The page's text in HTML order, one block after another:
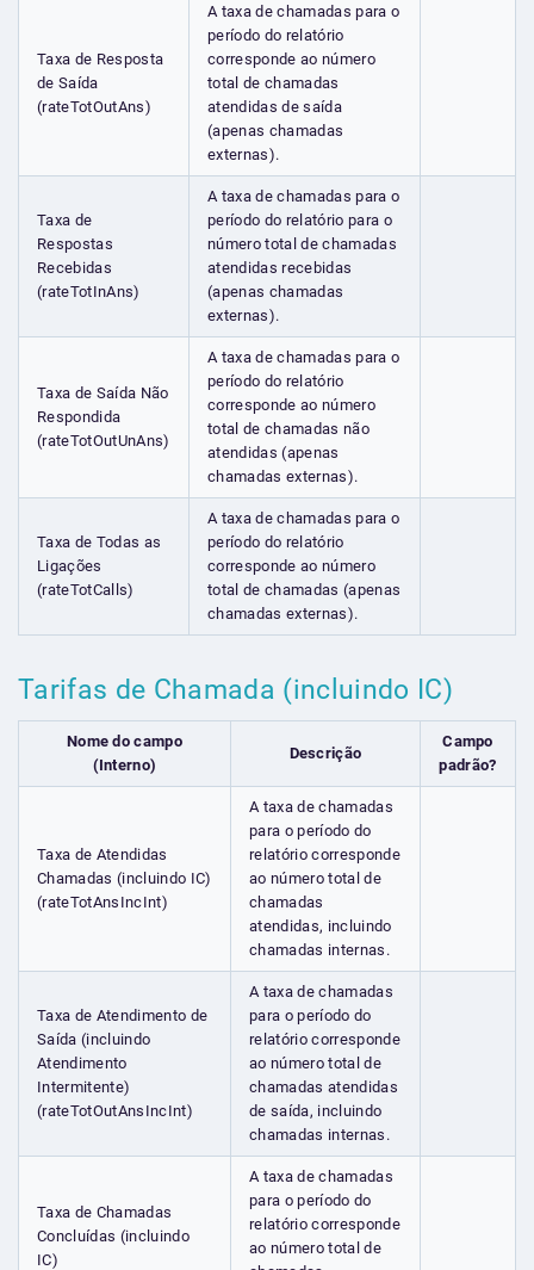
Taxa de Resposta
de Saída
(rateTotOutAns)
A taxa de chamadas para o
período do relatório
corresponde ao número
total de chamadas
atendidas de saída
(apenas chamadas
externas).
Taxa de
Respostas
Recebidas
(rateTotInAns)
A taxa de chamadas para o
período do relatório para o
número total de chamadas
atendidas recebidas
(apenas chamadas
externas).
Taxa de Saída Não
Respondida
(rateTotOutUnAns)
A taxa de chamadas para o
período do relatório
corresponde ao número
total de chamadas não
atendidas (apenas
chamadas externas).
Taxa de Todas as
Ligações
(rateTotCalls)
A taxa de chamadas para o
período do relatório
corresponde ao número
total de chamadas (apenas
chamadas externas).
Tarifas de Chamada (incluindo IC)
Nome do campo
(Interno)
Descrição
Campo
padrão?
Taxa de Atendidas
Chamadas (incluindo IC)
(rateTotAnsIncInt)
A taxa de chamadas
para o período do
relatório corresponde
ao número total de
chamadas
atendidas, incluindo
chamadas internas.
Taxa de Atendimento de
Saída (incluindo
Atendimento
Intermitente)
(rateTotOutAnsIncInt)
A taxa de chamadas
para o período do
relatório corresponde
ao número total de
chamadas atendidas
de saída, incluindo
chamadas internas.
Taxa de Chamadas
Concluídas (incluindo
IC)
A taxa de chamadas
para o período do
relatório corresponde
ao número total de